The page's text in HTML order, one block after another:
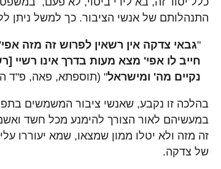
התנהלותם של אנשי הציבור. כך למשל ניתן
"גבאי צדקה אין רשאין לפרוש זה מזה
חייב לו אפי' מצא מעות בדרך אינו רשיי
נקיים מה' ומישראל" (תוספתא, פאה, פ"ד
בהלכה זו נקבע, שאנשי ציבור המשמשים
במעשיהם לאור הצורך להימנע מכל חשד
זה מזה ולא יטלו ממון שמצאו, שמא יעוררו
של צדקה.